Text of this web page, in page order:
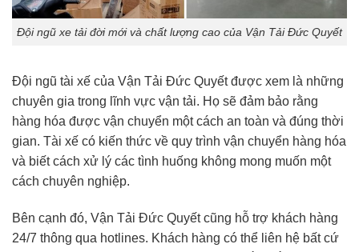
Đội ngũ xe tải đời mới và chất lượng cao của Vận Tải Đức Quyết
Đội ngũ tài xế của Vận Tải Đức Quyết được xem là những
chuyên gia trong lĩnh vực vận tải. Họ sẽ đảm bảo rằng
hàng hóa được vận chuyển một cách an toàn và đúng thời
gian. Tài xế có kiến thức về quy trình vận chuyển hàng hóa
và biết cách xử lý các tình huống không mong muốn một
cách chuyên nghiệp.
Bên cạnh đó, Vận Tải Đức Quyết cũng hỗ trợ khách hàng
24/7 thông qua hotlines. Khách hàng có thể liên hệ bất cứ